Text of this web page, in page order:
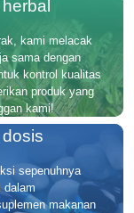
kami melacak
sama dengan
kontrol kualitas
produk yang
kami!
sepenuhnya
dalam
makanan